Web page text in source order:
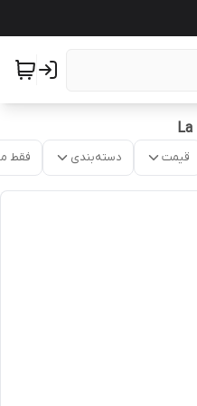
قیمت دسته‌بندی فقط